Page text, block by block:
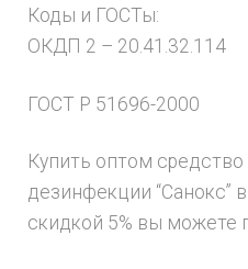
Коды и ГОСТы:
ОКДП 2 – 20.41.32.114
ГОСТ Р 51696-2000
Купить оптом средство
дезинфекции “Санокс”
скидкой 5% вы можете